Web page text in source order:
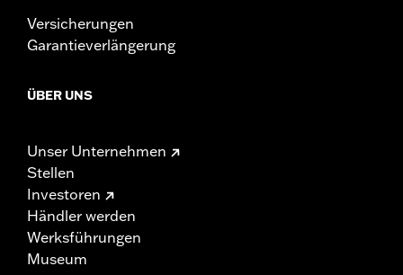
Versicherungen
Garantieverlängerung
ÜBER UNS
Unser Unternehmen
Stellen
Investoren
Händler werden
Werksführungen
Museum